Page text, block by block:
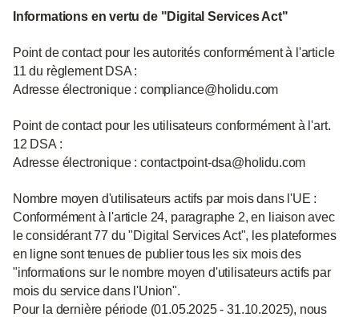
Informations en vertu de "Digital Services Act"
Point de contact pour les autorités conformément à l'article
11 du règlement DSA :
Adresse électronique : compliance@holidu.com
Point de contact pour les utilisateurs conformément à l'art.
12 DSA :
Adresse électronique : contactpoint-dsa@holidu.com
Nombre moyen d'utilisateurs actifs par mois dans l'UE :
Conformément à l'article 24, paragraphe 2, en liaison avec
le considérant 77 du "Digital Services Act", les plateformes
en ligne sont tenues de publier tous les six mois des
"informations sur le nombre moyen d'utilisateurs actifs par
mois du service dans l'Union".
Pour la dernière période (01.05.2025 - 31.10.2025), nous